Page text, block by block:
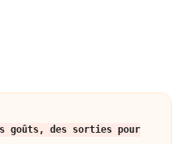
goûts, des sorties pour